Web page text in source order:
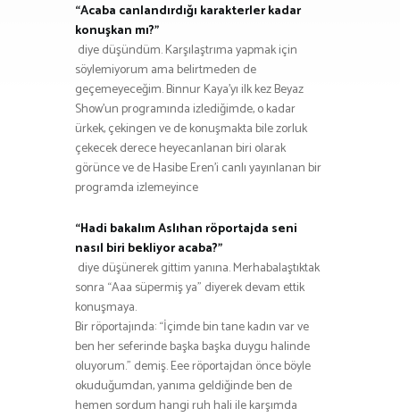
“Acaba canlandırdığı karakterler kadar
konuşkan mı?”
diye düşündüm. Karşılaştrıma yapmak için
söylemiyorum ama belirtmeden de
geçemeyeceğim. Binnur Kaya’yı ilk kez Beyaz
Show’un programında izlediğimde, o kadar
ürkek, çekingen ve de konuşmakta bile zorluk
çekecek derece heyecanlanan biri olarak
görünce ve de Hasibe Eren’i canlı yayınlanan bir
programda izlemeyince
“Hadi bakalım Aslıhan röportajda seni
nasıl biri bekliyor acaba?”
diye düşünerek gittim yanına. Merhabalaştıktak
sonra “Aaa süpermiş ya” diyerek devam ettik
konuşmaya.
Bir röportajında: “İçimde bin tane kadın var ve
ben her seferinde başka başka duygu halinde
oluyorum.” demiş. Eee röportajdan önce böyle
okuduğumdan, yanıma geldiğinde ben de
hemen sordum hangi ruh hali ile karşımda